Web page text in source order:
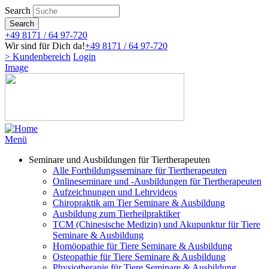
Direkt
zum
Inhalt
Search
Search
+49 8171 / 64 97-720
Wir sind für Dich da!+49 8171 / 64 97-720
> Kundenbereich Login
Image
Menü
Seminare und Ausbildungen für Tiertherapeuten
Alle Fortbildungsseminare für Tiertherapeuten
Onlineseminare und -Ausbildungen für Tiertherapeuten
Aufzeichnungen und Lehrvideos
Chiropraktik am Tier Seminare & Ausbildung
Ausbildung zum Tierheilpraktiker
TCM (Chinesische Medizin) und Akupunktur für Tiere
Seminare & Ausbildung
Homöopathie für Tiere Seminare & Ausbildung
Osteopathie für Tiere Seminare & Ausbildung